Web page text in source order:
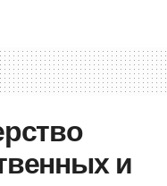
и